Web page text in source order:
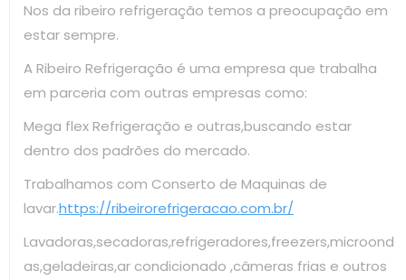
Nos da ribeiro refrigeração temos a preocupação em
estar sempre.
A Ribeiro Refrigeração é uma empresa que trabalha
em parceria com outras empresas como:
Mega flex Refrigeração e outras,buscando estar
dentro dos padrões do mercado.
Trabalhamos com Conserto de Maquinas de
lavar.https://ribeirorefrigeracao.com.br/
Lavadoras,secadoras,refrigeradores,freezers,microond
as,geladeiras,ar condicionado ,câmeras frias e outros